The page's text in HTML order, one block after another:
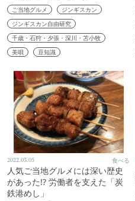
ご当地グルメ
ジンギスカン
ジンギスカン自由研究
千歳・石狩・夕張・深川・苫小牧
美唄
豆知識
2022.03.05 食べる
人気ご当地グルメには深い歴史
があった!? 労働者を支えた「炭
鉄港めし」